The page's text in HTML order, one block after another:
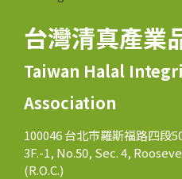
台灣清真產業
Taiwan Halal
Association
100046 台北市羅斯福路四段
3F.-1, No.50, Sec. 4,
(R.O.C.)